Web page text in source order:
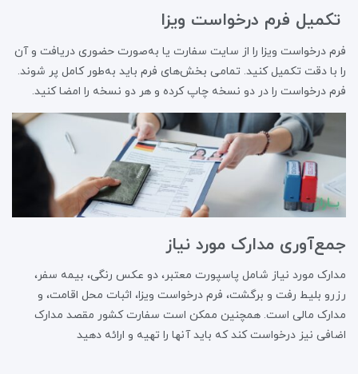
تکمیل فرم درخواست ویزا
فرم درخواست ویزا را از سایت سفارت یا به‌صورت حضوری دریافت و آن
را با دقت تکمیل کنید. تمامی بخش‌های فرم باید به‌طور کامل پر شوند.
فرم درخواست را در دو نسخه چاپ کرده و هر دو نسخه را امضا کنید.
جمع‌آوری مدارک مورد نیاز
مدارک مورد نیاز شامل پاسپورت معتبر، دو عکس رنگی، بیمه سفر،
رزرو بلیط رفت و برگشت، فرم درخواست ویزا، اثبات محل اقامت، و
مدارک مالی است. همچنین ممکن است سفارت کشور مقصد مدارک
اضافی نیز درخواست کند که باید آنها را تهیه و ارائه دهید